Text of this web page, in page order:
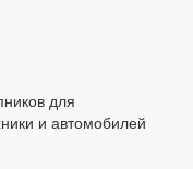
для
и автомобилей